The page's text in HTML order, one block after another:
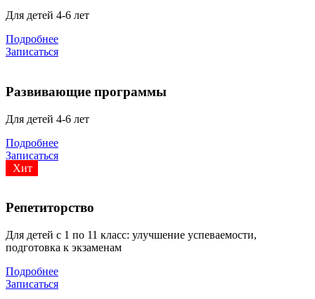
Для детей 4-6 лет
Подробнее
Записаться
Развивающие программы
Для детей 4-6 лет
Подробнее
Записаться
Хит
Репетиторство
Для детей с 1 по 11 класс: улучшение успеваемости,
подготовка к экзаменам
Подробнее
Записаться